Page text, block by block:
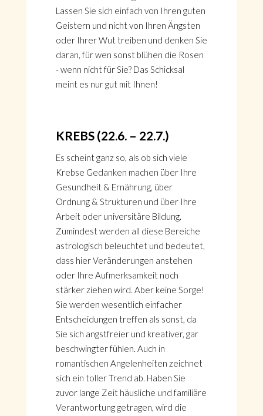
Lassen Sie sich einfach von Ihren guten
Geistern und nicht von Ihren Ängsten
oder Ihrer Wut treiben und denken Sie
daran, für wen sonst blühen die Rosen
- wenn nicht für Sie? Das Schicksal
meint es nur gut mit Ihnen!
KREBS (22.6. – 22.7.)
Es scheint ganz so, als ob sich viele
Krebse Gedanken machen über Ihre
Gesundheit & Ernährung, über
Ordnung & Strukturen und über Ihre
Arbeit oder universitäre Bildung.
Zumindest werden all diese Bereiche
astrologisch beleuchtet und bedeutet,
dass hier Veränderungen anstehen
oder Ihre Aufmerksamkeit noch
stärker ziehen wird. Aber keine Sorge!
Sie werden wesentlich einfacher
Entscheidungen treffen als sonst, da
Sie sich angstfreier und kreativer, gar
beschwingter fühlen. Auch in
romantischen Angelenheiten zeichnet
sich ein toller Trend ab. Haben Sie
zuvor lange Zeit häusliche und familiäre
Verantwortung getragen, wird die